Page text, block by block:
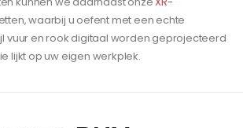
waarbij u oefent met een echte
vuur en rook digitaal worden geprojecteerd
lijkt op uw eigen werkplek.